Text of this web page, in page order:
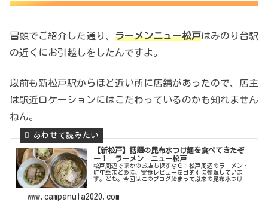
冒頭でご紹介した通り、 ラーメンニュー松戸はみのり台駅
の近くにお引越しをしたんですよ。
以前も新松戸駅からほど近い所に店舗があったので、店主
は駅近ロケーションにはこだわっているのかも知れません
ねん。
【新松戸】話題の昆布水つけ麺を食べてきたぞ
ー！ ラーメン ニュー松戸
松戸周辺でほかのお店も探すなら：松戸周辺のラーメン・
町中華まとめに、実食レビューを目的別に整理していま
す。ども。今回はこのブログ始まって以来の昆布水つけ麺
人も多いのではないでしょうか？昆布...
www.campanula2020.com